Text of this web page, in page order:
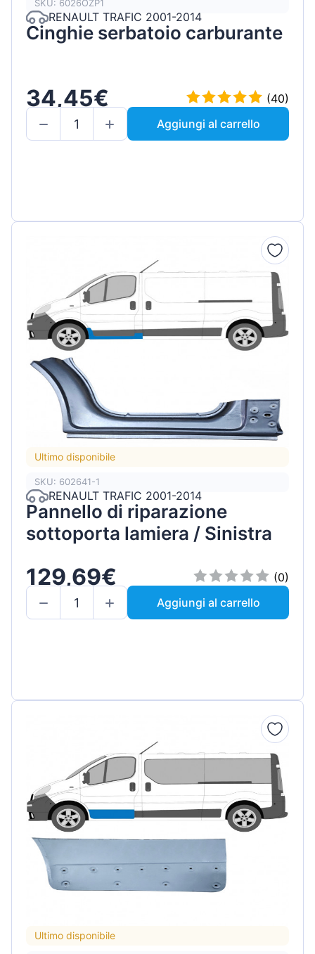
SKU: 6026OZP1
RENAULT TRAFIC 2001-2014
Cinghie serbatoio carburante
34,45€
(40)
Aggiungi al carrello
Ultimo disponibile
SKU: 602641-1
RENAULT TRAFIC 2001-2014
Pannello di riparazione
sottoporta lamiera / Sinistra
129,69€
(0)
Aggiungi al carrello
Ultimo disponibile